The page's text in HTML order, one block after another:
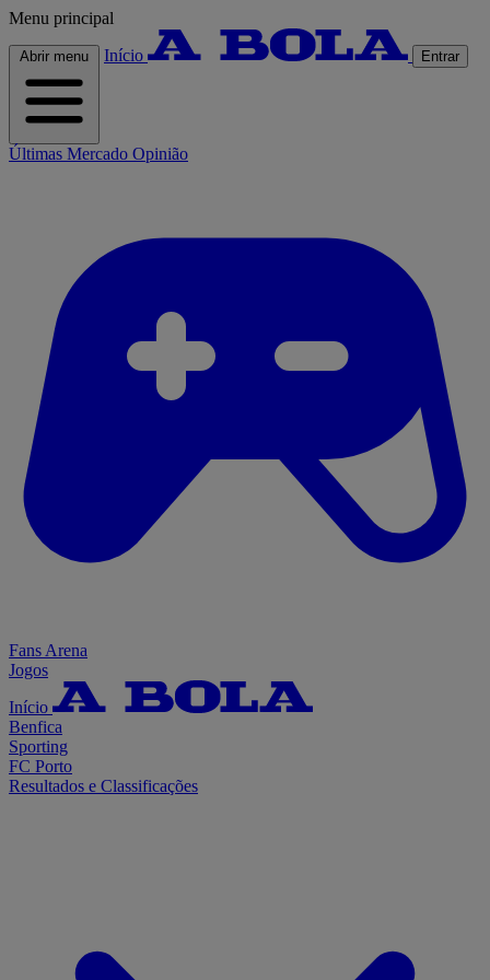
Menu principal
Abrir menu Início Entrar
Últimas Mercado Opinião
Fans Arena
Jogos
Início
Benfica
Sporting
FC Porto
Resultados e Classificações